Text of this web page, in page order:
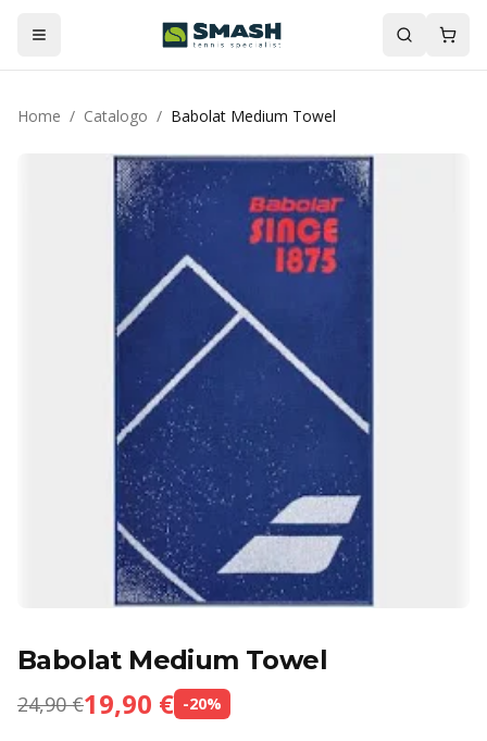
Home / Catalogo / Babolat Medium Towel
Babolat Medium Towel
24,90 €19,90 € -20%